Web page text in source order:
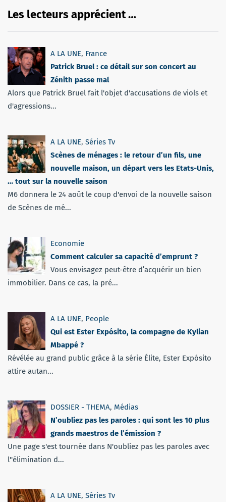
Les lecteurs apprécient …
A LA UNE, France
Patrick Bruel : ce détail sur son concert au
Zénith passe mal
Alors que Patrick Bruel fait l'objet d'accusations de viols et
d'agressions...
A LA UNE, Séries Tv
Scènes de ménages : le retour d’un fils, une
nouvelle maison, un départ vers les Etats-Unis,
… tout sur la nouvelle saison
M6 donnera le 24 août le coup d'envoi de la nouvelle saison
de Scènes de mé...
Economie
Comment calculer sa capacité d’emprunt ?
Vous envisagez peut-être d’acquérir un bien
immobilier. Dans ce cas, la pré...
A LA UNE, People
Qui est Ester Expósito, la compagne de Kylian
Mbappé ?
Révélée au grand public grâce à la série Élite, Ester Expósito
attire autan...
DOSSIER - THEMA, Médias
N’oubliez pas les paroles : qui sont les 10 plus
grands maestros de l’émission ?
Une page s'est tournée dans N'oubliez pas les paroles avec
l''élimination d...
A LA UNE, Séries Tv